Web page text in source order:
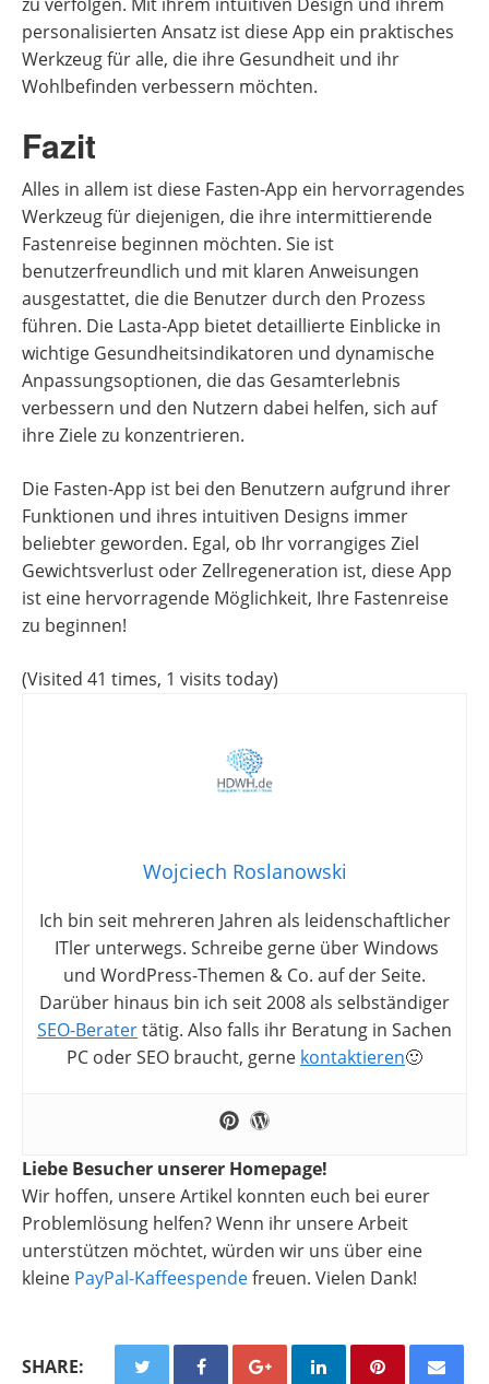
personalisierten Ansatz ist diese App ein praktisches
Werkzeug für alle, die ihre Gesundheit und ihr
Wohlbefinden verbessern möchten.
Fazit
Alles in allem ist diese Fasten-App ein hervorragendes
Werkzeug für diejenigen, die ihre intermittierende
Fastenreise beginnen möchten. Sie ist
benutzerfreundlich und mit klaren Anweisungen
ausgestattet, die die Benutzer durch den Prozess
führen. Die Lasta-App bietet detaillierte Einblicke in
wichtige Gesundheitsindikatoren und dynamische
Anpassungsoptionen, die das Gesamterlebnis
verbessern und den Nutzern dabei helfen, sich auf
ihre Ziele zu konzentrieren.
Die Fasten-App ist bei den Benutzern aufgrund ihrer
Funktionen und ihres intuitiven Designs immer
beliebter geworden. Egal, ob Ihr vorrangiges Ziel
Gewichtsverlust oder Zellregeneration ist, diese App
ist eine hervorragende Möglichkeit, Ihre Fastenreise
zu beginnen!
(Visited 41 times, 1 visits today)
Wojciech Roslanowski
Ich bin seit mehreren Jahren als leidenschaftlicher
ITler unterwegs. Schreibe gerne über Windows
und WordPress-Themen & Co. auf der Seite.
Darüber hinaus bin ich seit 2008 als selbständiger
SEO-Beratertätig. Also falls ihr Beratung in Sachen
PC oder SEO braucht, gerne kontaktieren🙂
Liebe Besucher unserer Homepage!
Wir hoffen, unsere Artikel konnten euch bei eurer
Problemlösung helfen? Wenn ihr unsere Arbeit
unterstützen möchtet, würden wir uns über eine
kleine PayPal-Kaffeespendefreuen. Vielen Dank!
SHARE: